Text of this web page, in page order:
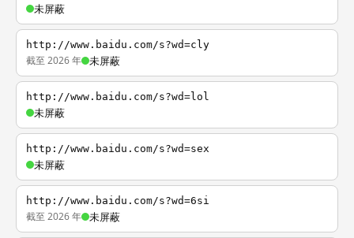
未屏蔽
http://www.baidu.com/s?wd=cly
截至 2026 年 未屏蔽
http://www.baidu.com/s?wd=lol
未屏蔽
http://www.baidu.com/s?wd=sex
未屏蔽
http://www.baidu.com/s?wd=6si
截至 2026 年 未屏蔽